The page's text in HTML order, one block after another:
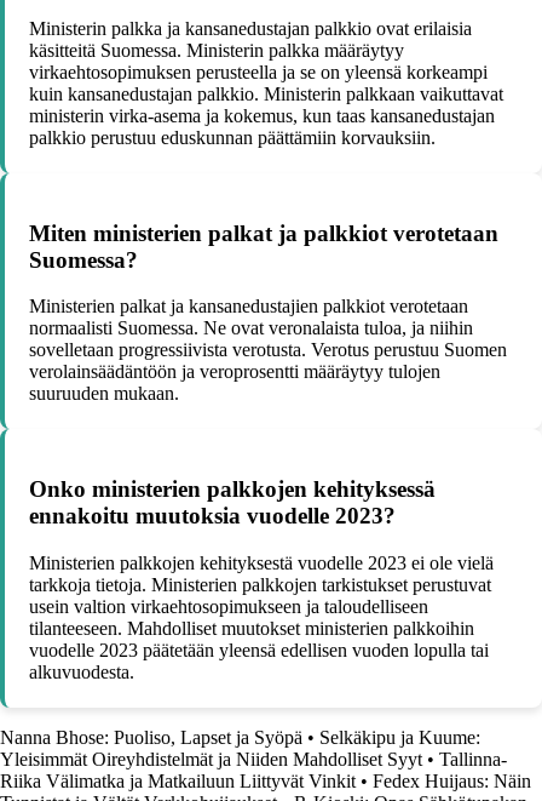
Ministerin palkka ja kansanedustajan palkkio ovat erilaisia
käsitteitä Suomessa. Ministerin palkka määräytyy
virkaehtosopimuksen perusteella ja se on yleensä korkeampi
kuin kansanedustajan palkkio. Ministerin palkkaan vaikuttavat
ministerin virka-asema ja kokemus, kun taas kansanedustajan
palkkio perustuu eduskunnan päättämiin korvauksiin.
Miten ministerien palkat ja palkkiot verotetaan
Suomessa?
Ministerien palkat ja kansanedustajien palkkiot verotetaan
normaalisti Suomessa. Ne ovat veronalaista tuloa, ja niihin
sovelletaan progressiivista verotusta. Verotus perustuu Suomen
verolainsäädäntöön ja veroprosentti määräytyy tulojen
suuruuden mukaan.
Onko ministerien palkkojen kehityksessä
ennakoitu muutoksia vuodelle 2023?
Ministerien palkkojen kehityksestä vuodelle 2023 ei ole vielä
tarkkoja tietoja. Ministerien palkkojen tarkistukset perustuvat
usein valtion virkaehtosopimukseen ja taloudelliseen
tilanteeseen. Mahdolliset muutokset ministerien palkkoihin
vuodelle 2023 päätetään yleensä edellisen vuoden lopulla tai
alkuvuodesta.
Nanna Bhose: Puoliso, Lapset ja Syöpä • Selkäkipu ja Kuume:
Yleisimmät Oireyhdistelmät ja Niiden Mahdolliset Syyt • Tallinna-
Riika Välimatka ja Matkailuun Liittyvät Vinkit • Fedex Huijaus: Näin